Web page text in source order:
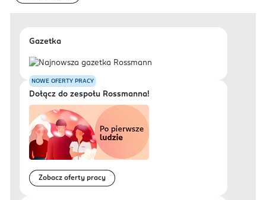
Gazetka
NOWE OFERTY PRACY
Dołącz do zespołu Rossmanna!
Zobacz oferty pracy